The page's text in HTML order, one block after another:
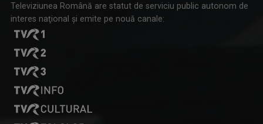
Televiziunea Română are statut de serviciu public autonom de
interes naţional şi emite pe nouă canale: